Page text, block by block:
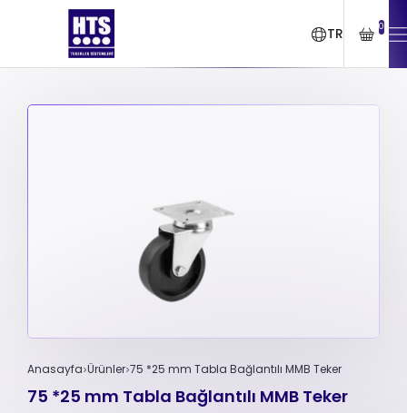
TR 0
Anasayfa Ürünler 75 *25 mm Tabla Bağlantılı MMB Teker
75 *25 mm Tabla Bağlantılı MMB Teker